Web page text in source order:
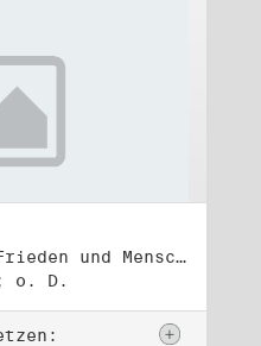
Titel: Initiative Frieden und Menschenrechte (IFM)
o. D.